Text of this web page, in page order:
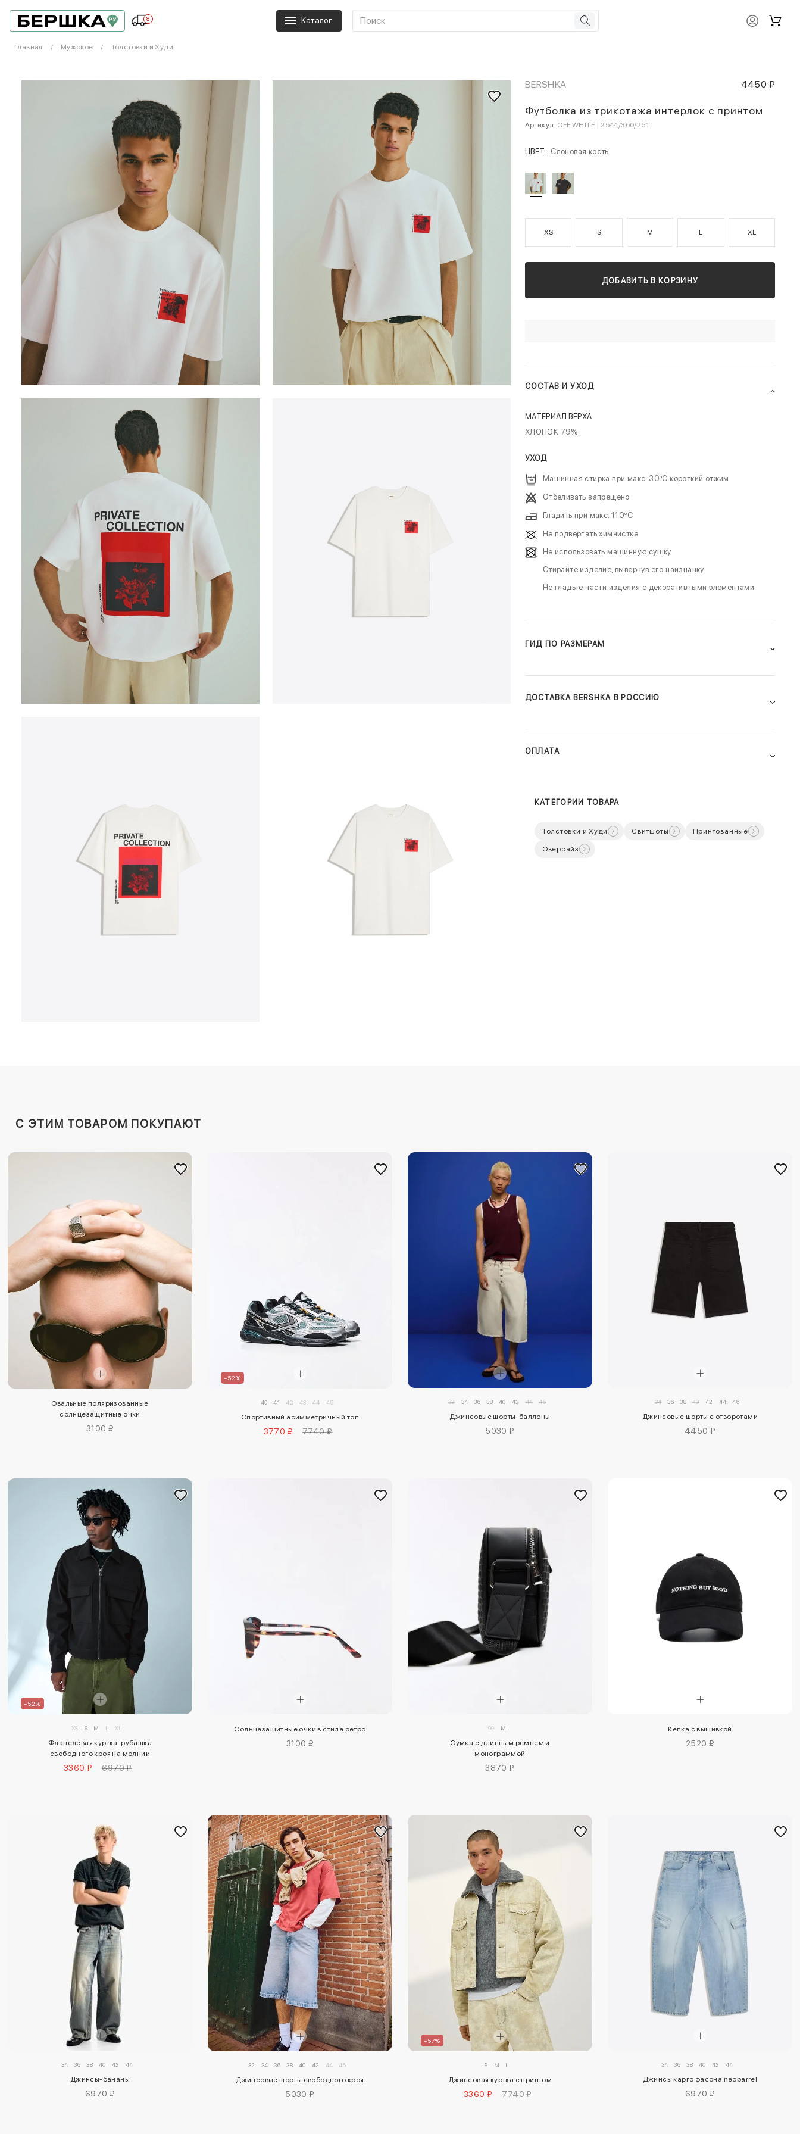
8 Каталог
Главная Мужское Толстовки и Худи
BERSHKA 4450 ₽
Футболка из трикотажа интерлок с принтом
Артикул: OFF WHITE | 2544/360/251
ЦВЕТ: Слоновая кость
XS S M L XL
ДОБАВИТЬ В КОРЗИНУ
СОСТАВ И УХОД
МАТЕРИАЛ ВЕРХА
ХЛОПОК 79%.
УХОД
Машинная стирка при макс. 30ºC короткий отжим
Отбеливать запрещено
Гладить при макс. 110ºC
Не подвергать химчистке
Не использовать машинную сушку
Стирайте изделие, вывернув его наизнанку
Не гладьте части изделия с декоративными элементами
ГИД ПО РАЗМЕРАМ
ДОСТАВКА BERSHKA В РОССИЮ
ОПЛАТА
КАТЕГОРИИ ТОВАРА
Толстовки и Худи Свитшоты Принтованные
Оверсайз
C ЭТИМ ТОВАРОМ ПОКУПАЮТ
Овальные поляризованные
солнцезащитные очки
3100 ₽
–52%
40 41 42 43 44 45
Спортивный асимметричный топ
3770 ₽ 7740 ₽
32 34 36 38 40 42 44 46
Джинсовые шорты-баллоны
5030 ₽
34 36 38 40 42 44 46
Джинсовые шорты с отворотами
4450 ₽
–52%
XS S M L XL
Фланелевая куртка-рубашка
свободного кроя на молнии
3360 ₽ 6970 ₽
Солнцезащитные очки в стиле ретро
3100 ₽
99 M
Сумка с длинным ремнем и
монограммой
3870 ₽
Кепка с вышивкой
2520 ₽
34 36 38 40 42 44
Джинсы-бананы
6970 ₽
32 34 36 38 40 42 44 46
Джинсовые шорты свободного кроя
5030 ₽
–57%
S M L
Джинсовая куртка с принтом
3360 ₽ 7740 ₽
34 36 38 40 42 44
Джинсы карго фасона neobarrel
6970 ₽